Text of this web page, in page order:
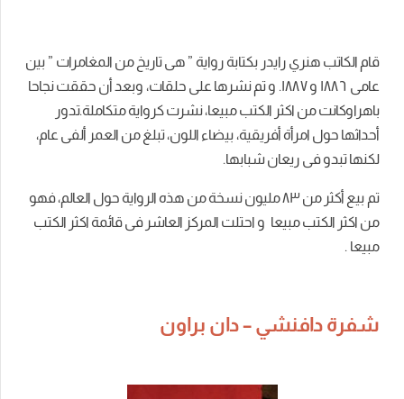
قام الكاتب هنري رايدر بكتابة رواية ” هى تاريخ من المغامرات ” بين
عامى ١٨٨٦ و ١٨٨٧. و تم نشرها على حلقات، وبعد أن حققت نجاحا
باهراوكانت من اكثر الكتب مبيعا، نشرت كرواية متكاملة.تدور
أحداثها حول امرأة أفريقية، بيضاء اللون، تبلغ من العمر ألفى عام،
لكنها تبدو فى ريعان شبابها.
تم بيع أكثر من ٨٣ مليون نسخة من هذه الرواية حول العالم، فهو
من اكثر الكتب مبيعا و احتلت المركز العاشر فى قائمة اكثر الكتب
مبيعا .
شفرة دافنشي – دان براون